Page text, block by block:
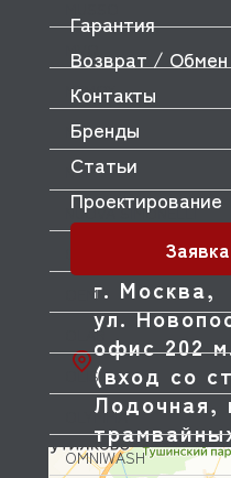
MVQ
NEMOX
NOPEIN
NTF
NUOVA SIMONELLI
OEM
OLAB
OLIS
OLYMPIA
OMNIWASH
г. Москва,
ул.
офис 202
(вход со
Лодочная,
Гарантия
Возврат / Обмен
Контакты
Бренды
Статьи
Проектирование